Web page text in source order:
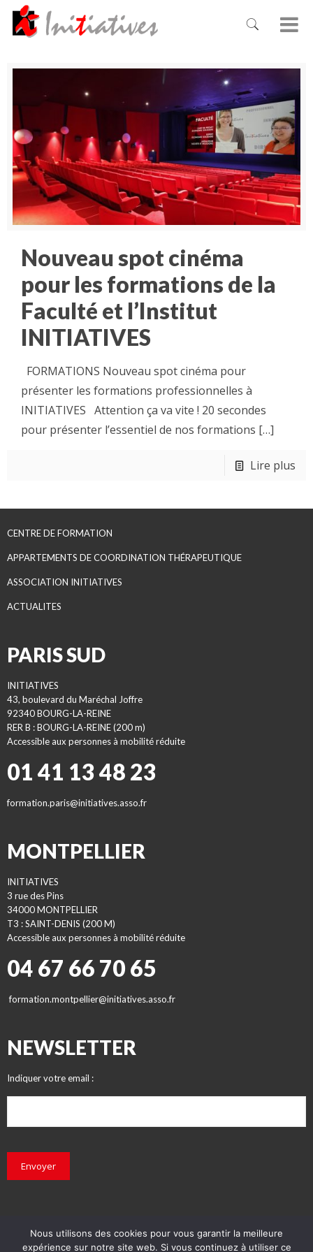
Nouveau spot cinéma
pour les formations de la
Faculté et l’Institut
INITIATIVES
FORMATIONS Nouveau spot cinéma pour
présenter les formations professionnelles à
INITIATIVES Attention ça va vite ! 20 secondes
pour présenter l’essentiel de nos formations […]
Lire plus
CENTRE DE FORMATION
APPARTEMENTS DE COORDINATION THÉRAPEUTIQUE
ASSOCIATION INITIATIVES
ACTUALITES
PARIS SUD
INITIATIVES
43, boulevard du Maréchal Joffre
92340 BOURG-LA-REINE
RER B : BOURG-LA-REINE (200 m)
Accessible aux personnes à mobilité réduite
01 41 13 48 23
formation.paris@initiatives.asso.fr
MONTPELLIER
INITIATIVES
3 rue des Pins
34000 MONTPELLIER
T3 : SAINT-DENIS (200 M)
Accessible aux personnes à mobilité réduite
04 67 66 70 65
formation.montpellier@initiatives.asso.fr
NEWSLETTER
Indiquer votre email :
Envoyer
Nous utilisons des cookies pour vous garantir la meilleure
expérience sur notre site web. Si vous continuez à utiliser ce